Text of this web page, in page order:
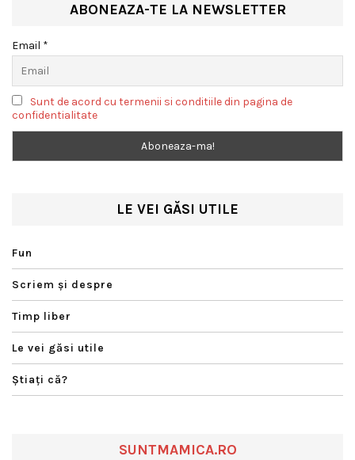
ABONEAZA-TE LA NEWSLETTER
Email *
Sunt de acord cu termenii si conditiile din pagina de
confidentialitate
LE VEI GĂSI UTILE
Fun
Scriem şi despre
Timp liber
Le vei găsi utile
Ştiaţi că?
SUNTMAMICA.RO